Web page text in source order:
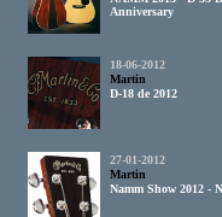
Anniversary
18-06-2012
Martin
D-18 de 2012
27-01-2012
Martin
Namm Show 2012 -